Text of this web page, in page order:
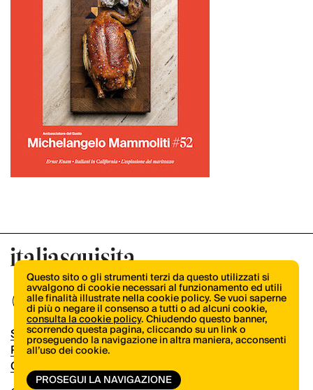
Shop
Pubblicità
Contatti
Questo sito o gli strumenti terzi da questo utilizzati si
avvalgono di cookie necessari al funzionamento ed utili
alle finalità illustrate nella cookie policy. Se vuoi saperne
di più o negare il consenso a tutti o ad alcuni cookie,
consulta la cookie policy. Chiudendo questo banner,
scorrendo questa pagina, cliccando su un link o
proseguendo la navigazione in altra maniera, acconsenti
all’uso dei cookie.
PROSEGUI LA NAVIGAZIONE